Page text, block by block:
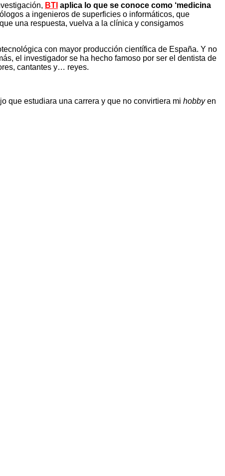
BTI aplica lo que se conoce como ‘medicina
a ingenieros de superficies o informáticos, que
una respuesta, vuelva a la clínica y consigamos
con mayor producción científica de España. Y no
el investigador se ha hecho famoso por ser el dentista de
cantantes y… reyes.
que estudiara una carrera y que no convirtiera mi hobbyen